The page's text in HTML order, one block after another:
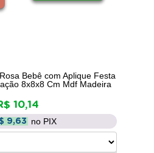
Bebê com Aplique Festa
8x8x8 Cm Mdf Madeira
10,14
9,63 no PIX